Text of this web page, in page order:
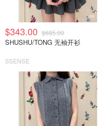
$343.00 $685.00
SHUSHU/TONG 无袖开衫
SSENSE